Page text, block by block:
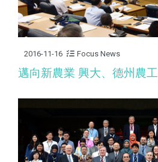
2016-11-16 Focus News
邁向新農業 興⼤、德州農